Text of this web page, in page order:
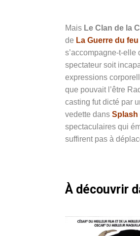
Mais Le Clan de la
de La Guerre du feu
s’accompagne-t-elle
spectateur soit
expressions
que pouvait l’être
casting fut dicté par
vedette dans Splash
spectaculaires qui
suffirent pas à
À découvrir